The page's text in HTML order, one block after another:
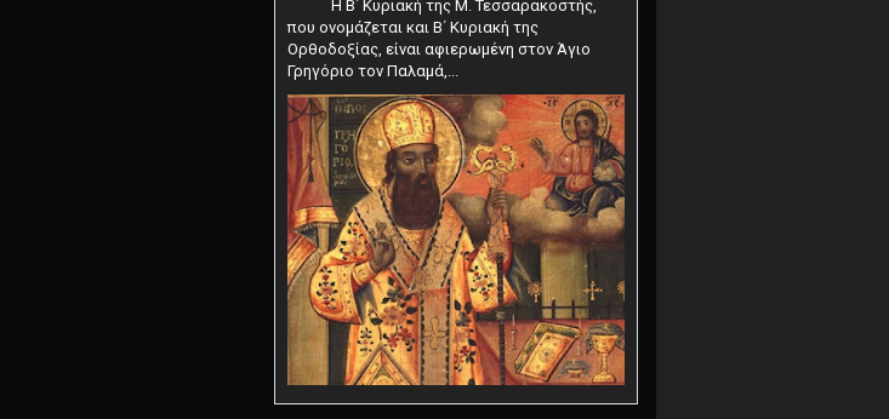
Η Β΄ Κυριακή της Μ. Τεσσαρακοστής,
που ονομάζεται και Β΄ Κυριακή της
Ορθοδοξίας, είναι αφιερωμένη στον Άγιο
Γρηγόριο τον Παλαμά,...